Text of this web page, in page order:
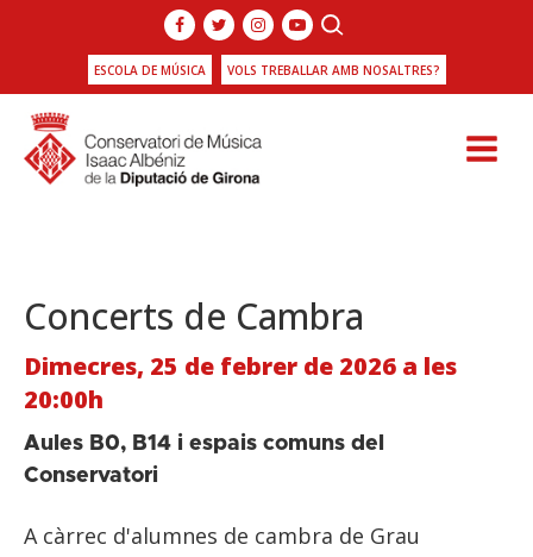
ESCOLA DE MÚSICA VOLS TREBALLAR AMB NOSALTRES?
Concerts de Cambra
Dimecres, 25 de febrer de 2026 a les
20:00h
Aules B0, B14 i espais comuns del
Conservatori
A càrrec d'alumnes de cambra de Grau